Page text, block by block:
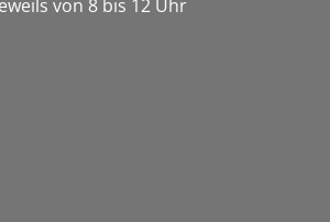
von 8 bis 12 Uhr